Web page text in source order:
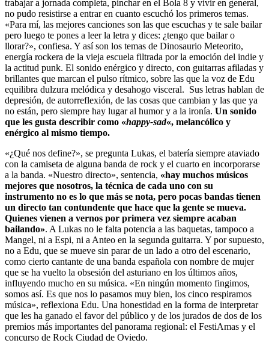
trabajar a jornada completa, pinchar en el Bola 8 y vivir en general,
no pudo resistirse a entrar en cuanto escuchó los primeros temas.
«Para mí, las mejores canciones son las que escuchas y te sale bailar
pero luego te pones a leer la letra y dices: ¿tengo que bailar o
llorar?», confiesa. Y así son los temas de Dinosaurio Meteorito,
energía rockera de la vieja escuela filtrada por la emoción del indie y
la actitud punk. El sonido enérgico y directo, con guitarras afiladas y
brillantes que marcan el pulso rítmico, sobre las que la voz de Edu
equilibra dulzura melódica y desahogo visceral. Sus letras hablan de
depresión, de autorreflexión, de las cosas que cambian y las que ya
no están, pero siempre hay lugar al humor y a la ironía. Un sonido
que les gusta describir como «happy-sad«, melancólico y
enérgico al mismo tiempo.
«¿Qué nos define?», se pregunta Lukas, el batería siempre ataviado
con la camiseta de alguna banda de rock y el cuarto en incorporarse
a la banda. «Nuestro directo», sentencia, «hay muchos músicos
mejores que nosotros, la técnica de cada uno con su
instrumento no es lo que más se nota, pero pocas bandas tienen
un directo tan contundente que hace que la gente se mueva.
Quienes vienen a vernos por primera vez siempre acaban
bailando». A Lukas no le falta potencia a las baquetas, tampoco a
Mangel, ni a Espi, ni a Anteo en la segunda guitarra. Y por supuesto,
no a Edu, que se mueve sin parar de un lado a otro del escenario,
como cierto cantante de una banda española con nombre de mujer
que se ha vuelto la obsesión del asturiano en los últimos años,
influyendo mucho en su música. «En ningún momento fingimos,
somos así. Es que nos lo pasamos muy bien, los cinco respiramos
música», reflexiona Edu. Una honestidad en la forma de interpretar
que les ha ganado el favor del público y de los jurados de dos de los
premios más importantes del panorama regional: el FestiAmas y el
concurso de Rock Ciudad de Oviedo.